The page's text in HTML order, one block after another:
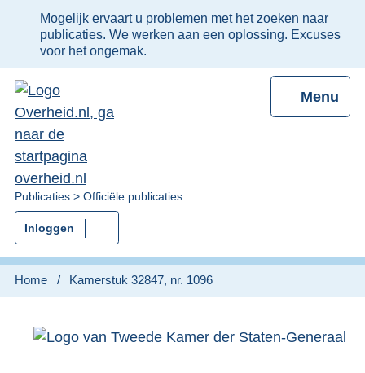
Ter
informatie:
Mogelijk ervaart u problemen met het zoeken naar
publicaties. We werken aan een oplossing. Excuses
voor het ongemak.
Menu
U
bent
nu
hier:
Publicaties Officiële publicaties
Inloggen
Home Kamerstuk 32847, nr. 1096